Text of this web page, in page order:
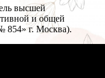
высшей
и общей
854» г. Москва).